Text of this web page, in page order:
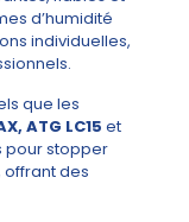
d’humidité
individuelles,
que les
ATG LC15 et
pour stopper
offrant des